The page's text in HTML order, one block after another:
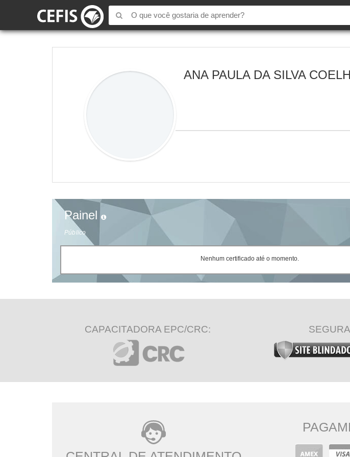
ANA PAULA DA SILVA
Painel
Público
Nenhum certificado até o momento.
CAPACITADORA EPC/CRC: